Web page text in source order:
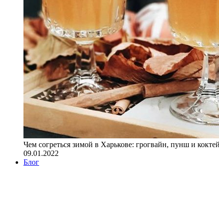
Чем согреться зимой в Харькове: грогвайн, пунш и
09.01.2022
Блог